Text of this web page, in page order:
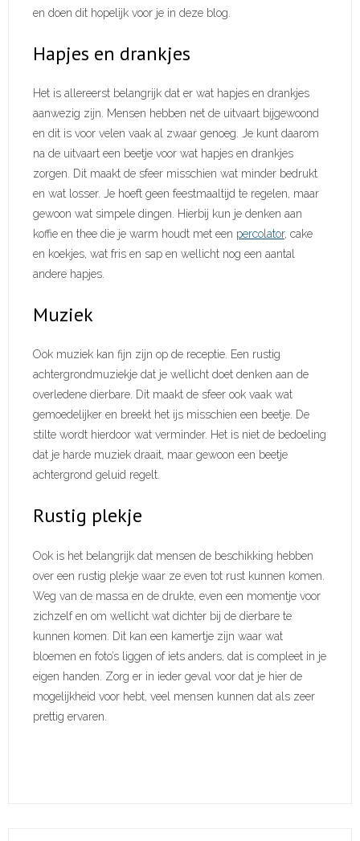
en doen dit hopelijk voor je in deze blog.
Hapjes en drankjes
Het is allereerst belangrijk dat er wat hapjes en drankjes
aanwezig zijn. Mensen hebben net de uitvaart bijgewoond
en dit is voor velen vaak al zwaar genoeg. Je kunt daarom
na de uitvaart een beetje voor wat hapjes en drankjes
zorgen. Dit maakt de sfeer misschien wat minder bedrukt
en wat losser. Je hoeft geen feestmaaltijd te regelen, maar
gewoon wat simpele dingen. Hierbij kun je denken aan
koffie en thee die je warm houdt met een percolator, cake
en koekjes, wat fris en sap en wellicht nog een aantal
andere hapjes.
Muziek
Ook muziek kan fijn zijn op de receptie. Een rustig
achtergrondmuziekje dat je wellicht doet denken aan de
overledene dierbare. Dit maakt de sfeer ook vaak wat
gemoedelijker en breekt het ijs misschien een beetje. De
stilte wordt hierdoor wat verminder. Het is niet de bedoeling
dat je harde muziek draait, maar gewoon een beetje
achtergrond geluid regelt.
Rustig plekje
Ook is het belangrijk dat mensen de beschikking hebben
over een rustig plekje waar ze even tot rust kunnen komen.
Weg van de massa en de drukte, even een momentje voor
zichzelf en om wellicht wat dichter bij de dierbare te
kunnen komen. Dit kan een kamertje zijn waar wat
bloemen en foto’s liggen of iets anders, dat is compleet in je
eigen handen. Zorg er in ieder geval voor dat je hier de
mogelijkheid voor hebt, veel mensen kunnen dat als zeer
prettig ervaren.